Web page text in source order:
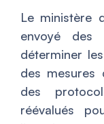
Le ministère
envoyé des
déterminer
des mesures
des
réévalués